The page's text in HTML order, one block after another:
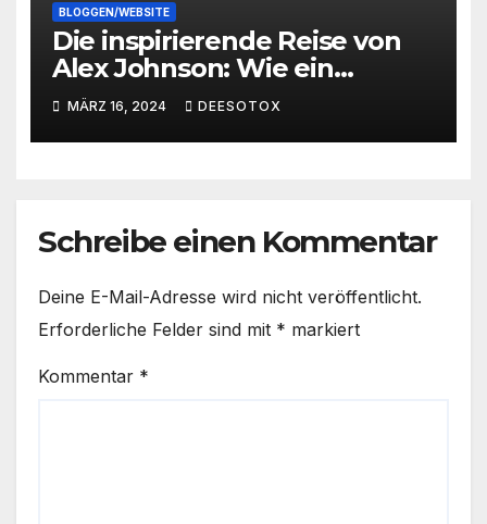
BLOGGEN/WEBSITE
Die inspirierende Reise von
Alex Johnson: Wie ein
Student zum bloggenden
Millionär wurde
MÄRZ 16, 2024 DEESOTOX
Schreibe einen Kommentar
Deine E-Mail-Adresse wird nicht veröffentlicht.
Erforderliche Felder sind mit * markiert
Kommentar *